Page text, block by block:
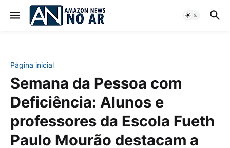
Página inicial
Semana da Pessoa com
Deficiência: Alunos e
professores da Escola Fueth
Paulo Mourão destacam a